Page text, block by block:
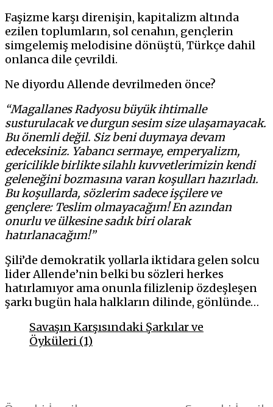
Faşizme karşı direnişin, kapitalizm altında
ezilen toplumların, sol cenahın, gençlerin
simgelemiş melodisine dönüştü, Türkçe dahil
onlanca dile çevrildi.
Ne diyordu Allende devrilmeden önce?
“Magallanes Radyosu büyük ihtimalle
susturulacak ve durgun sesim size ulaşamayacak.
Bu önemli değil. Siz beni duymaya devam
edeceksiniz. Yabancı sermaye, emperyalizm,
gericilikle birlikte silahlı kuvvetlerimizin kendi
geleneğini bozmasına varan koşulları hazırladı.
Bu koşullarda, sözlerim sadece işçilere ve
gençlere: Teslim olmayacağım! En azından
onurlu ve ülkesine sadık biri olarak
hatırlanacağım!”
Şili’de demokratik yollarla iktidara gelen solcu
lider Allende’nin belki bu sözleri herkes
hatırlamıyor ama onunla filizlenip özdeşleşen
şarkı bugün hala halkların dilinde, gönlünde…
Savaşın Karşısındaki Şarkılar ve
Öyküleri (1)